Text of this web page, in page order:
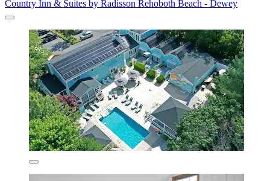
Country Inn & Suites by Radisson Rehoboth Beach - Dewey